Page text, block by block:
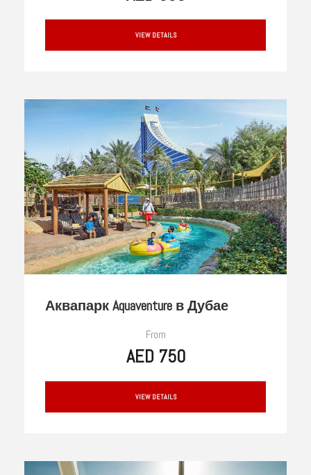
VIEW DETAILS
Аквапарк Aquaventure в Дубае
From
AED 750
VIEW DETAILS